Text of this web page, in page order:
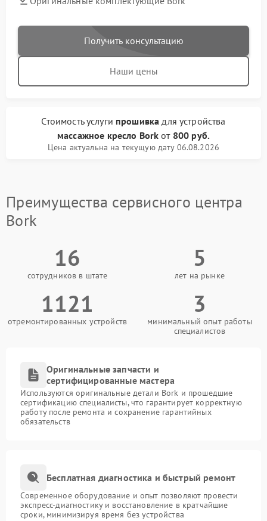
Получить консультацию
Наши цены
Стоимость услуги прошивка для устройства
массажное кресло Bork от 800 руб.
Цена актуальна на текущую дату 06.08.2026
Преимущества сервисного центра
Bork
16
сотрудников в штате
5
лет на рынке
1121
отремонтированных устройств
3
минимальный опыт работы
специалистов
Оригинальные запчасти и
сертифицированные мастера
Используются оригинальные детали Bork и прошедшие
сертификацию специалисты, что гарантирует корректную
работу после ремонта и сохранение гарантийных
обязательств
Бесплатная диагностика и быстрый ремонт
Современное оборудование и опыт позволяют провести
экспресс-диагностику и восстановление в кратчайшие
сроки, минимизируя время без устройства